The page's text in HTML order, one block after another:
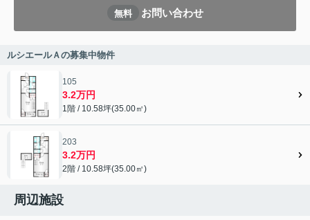
無料 お問い合わせ
ルシエールＡの募集中物件
105
3.2万円
1階 / 10.58坪(35.00㎡)
203
3.2万円
2階 / 10.58坪(35.00㎡)
周辺施設